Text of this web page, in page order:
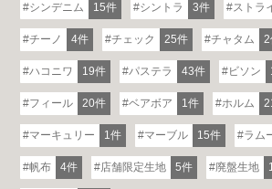
シンデニム 15件 シントラ 3件 ストラ
チーノ 4件 チェック 25件 チャタム
ハコニワ 19件 パステラ 43件 ビソン
フィール 20件 ベアボア 1件 ホルム
マーキュリー 1件 マーブル 15件 ラム
帆布 4件 店舗限定生地 5件 廃盤生地